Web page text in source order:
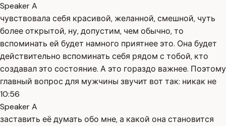
Speaker A
чувствовала себя красивой, желанной, смешной, чуть
более открытой, ну, допустим, чем обычно, то
вспоминать ей будет намного приятнее это. Она будет
действительно вспоминать себя рядом с тобой, кто
создавал это состояние. А это гораздо важнее. Поэтому
главный вопрос для мужчины звучит вот так: никак не
10:56
Speaker A
заставить её думать обо мне, а какой она становится